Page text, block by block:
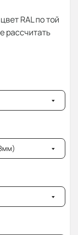
RAL по той
рассчитать